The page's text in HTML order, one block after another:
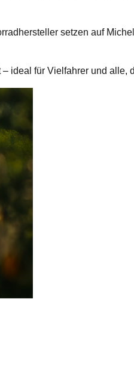
setzen auf
ideal für Vielfahrer und alle,